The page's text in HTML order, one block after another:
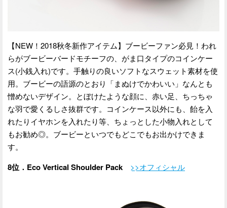
【NEW！2018秋冬新作アイテム】ブービーファン必見！われ
らがブービーバードモチーフの、がま口タイプのコインケー
ス(小銭入れ)です。手触りの良いソフトなスウェット素材を使
用。ブービーの語源のとおり「まぬけでかわいい」なんとも
憎めないデザイン。とぼけたような顔に、赤い足、ちっちゃ
な羽で愛くるしさ抜群です。コインケース以外にも、飴を入
れたりイヤホンを入れたり等、ちょっとした小物入れとして
もお勧め◎。ブービーといつでもどこでもお出かけできま
す。
8位．Eco Vertical Shoulder Pack >>オフィシャル